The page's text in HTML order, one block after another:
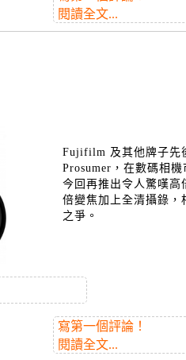
閱讀全文...
Fujifilm 及其他牌子先
Prosumer，在數碼相
今回再推出令人驚嘆高
倍變焦加上全清攝錄，
之爭。
寫第一個評論！
閱讀全文...